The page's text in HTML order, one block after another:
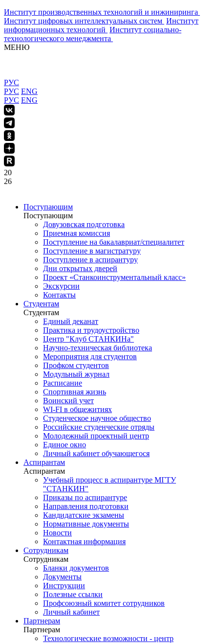
Институт производственных технологий и инжиниринга
Институт цифровых интеллектуальных систем Институт
информационных технологий Институт социально-
технологического менеджмента
МЕНЮ
РУС
РУС ENG
РУС ENG
20
26
Поступающим
Поступающим
Довузовская подготовка
Приемная комиссия
Поступление на бакалавриат/специалитет
Поступление в магистратуру
Поступление в аспирантуру
Дни открытых дверей
Проект «Станкоинструментальный класс»
Экскурсии
Контакты
Студентам
Студентам
Единый деканат
Практика и трудоустройство
Центр "Клуб СТАНКИНа"
Научно-техническая библиотека
Мероприятия для студентов
Профком студентов
Модульный журнал
Расписание
Спортивная жизнь
Воинский учет
WI-FI в общежитиях
Студенческое научное общество
Российские студенческие отряды
Молодежный проектный центр
Единое окно
Личный кабинет обучающегося
Аспирантам
Аспирантам
Учебный процесс в аспирантуре МГТУ
"СТАНКИН"
Приказы по аспирантуре
Направления подготовки
Кандидатские экзамены
Нормативные документы
Новости
Контактная информация
Сотрудникам
Сотрудникам
Бланки документов
Документы
Инструкции
Полезные ссылки
Профсоюзный комитет сотрудников
Личный кабинет
Партнерам
Партнерам
Технологические возможности - центр